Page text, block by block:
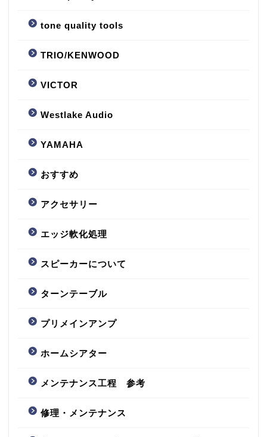
tone quality tools
TRIO/KENWOOD
VICTOR
Westlake Audio
YAMAHA
おすすめ
アクセサリー
エッジ軟化処理
スピーカーについて
ターンテーブル
プリメインアンプ
ホームシアター
メンテナンス工程 参考
修理・メンテナンス